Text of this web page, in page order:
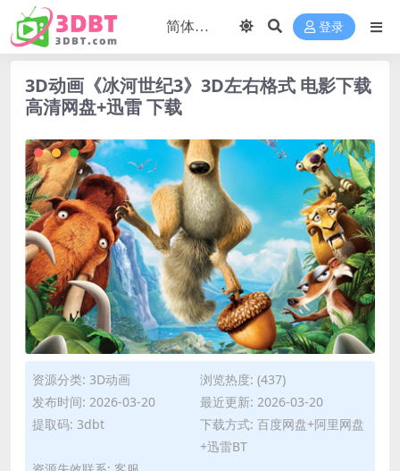
登录
3D动画《冰河世纪3》3D左右格式 电影下载
高清网盘+迅雷 下载
资源分类: 3D动画
浏览热度: (437)
发布时间: 2026-03-20
最近更新: 2026-03-20
提取码: 3dbt
下载方式: 百度网盘+阿里网盘
+迅雷BT